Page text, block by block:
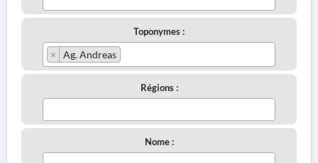
Toponymes :
× Ag. Andreas
Régions :
Nome :